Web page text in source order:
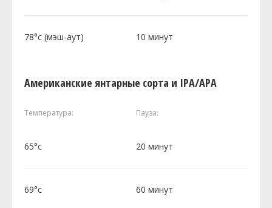
78°c (мэш-аут) 10 минут
Американские янтарные сорта и IPA/APA
Температура: Пауза:
65°c 20 минут
69°c 60 минут